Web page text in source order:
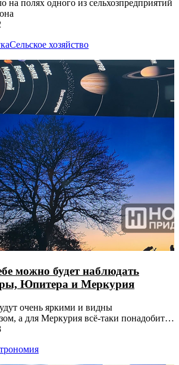
на полях одного из сельхозпредприятий
Сельское хозяйство
можно будет наблюдать
Юпитера и Меркурия
очень яркими и видны
а для Меркурия всё-таки понадобится